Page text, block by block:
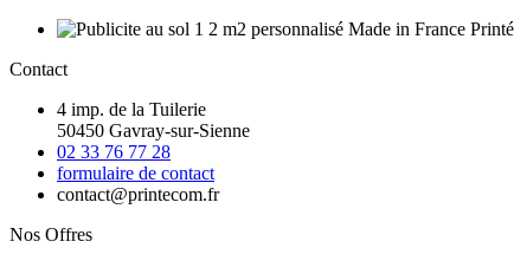
Contact
4 imp. de la Tuilerie
50450 Gavray-sur-Sienne
02 33 76 77 28
formulaire de contact
contact@printecom.fr
Nos Offres